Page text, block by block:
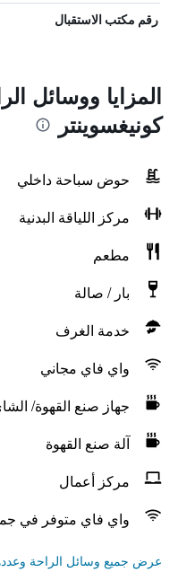
رقم مكتب الاستقبال
المزايا ووسائل
كونيغسوينتر
حوض سباحة داخلي
مركز اللياقة البدنية
مطعم
بار / صالة
خدمة الغرف
واي فاي مجاني
جهاز صنع القهوة/
آلة صنع القهوة
مركز أعمال
واي فاي متوفر في
عرض جميع وسائل الراحة وعددها